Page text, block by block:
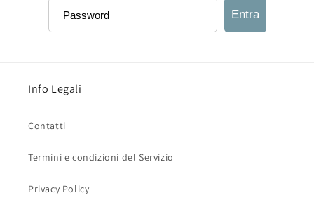
Entra
Info Legali
Contatti
Termini e condizioni del Servizio
Privacy Policy